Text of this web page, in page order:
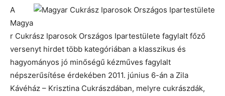
A
Magya
r Cukrász Iparosok Országos Ipartestülete fagylalt főző
versenyt hirdet több kategóriában a klasszikus és
hagyományos jó minőségű kézműves fagylalt
népszerűsítése érdekében 2011. június 6-án a Zila
Kávéház – Krisztina Cukrászdában, melyre cukrászdák,